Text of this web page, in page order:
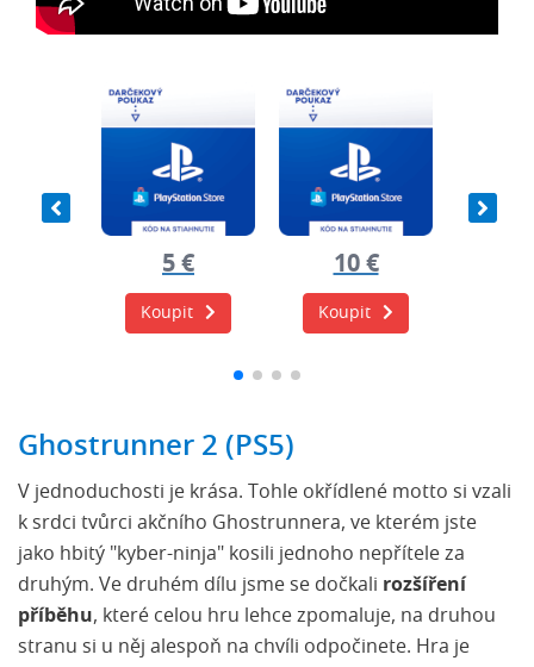
5 €
Koupit
10 €
Koupit
Ghostrunner 2 (PS5)
V jednoduchosti je krása. Tohle okřídlené motto si vzali
k srdci tvůrci akčního Ghostrunnera, ve kterém jste
jako hbitý "kyber-ninja" kosili jednoho nepřítele za
druhým. Ve druhém dílu jsme se dočkali rozšíření
příběhu, které celou hru lehce zpomaluje, na druhou
stranu si u něj alespoň na chvíli odpočinete. Hra je